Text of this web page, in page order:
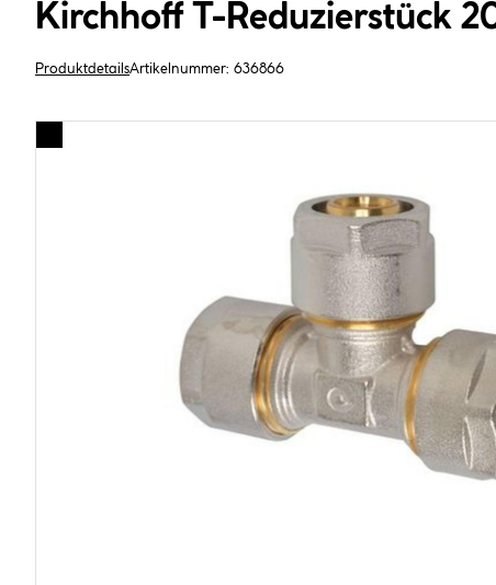
Kirchhoff T-Reduzierstück
ProduktdetailsArtikelnummer: 636866